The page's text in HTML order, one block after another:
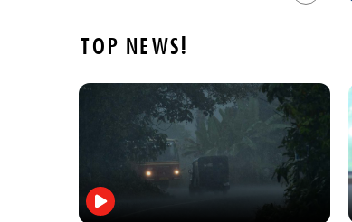
TOP NEWS!